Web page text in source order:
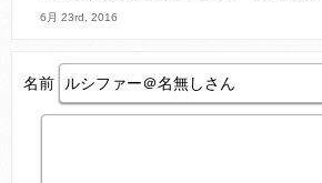
6月 23rd, 2016
名前